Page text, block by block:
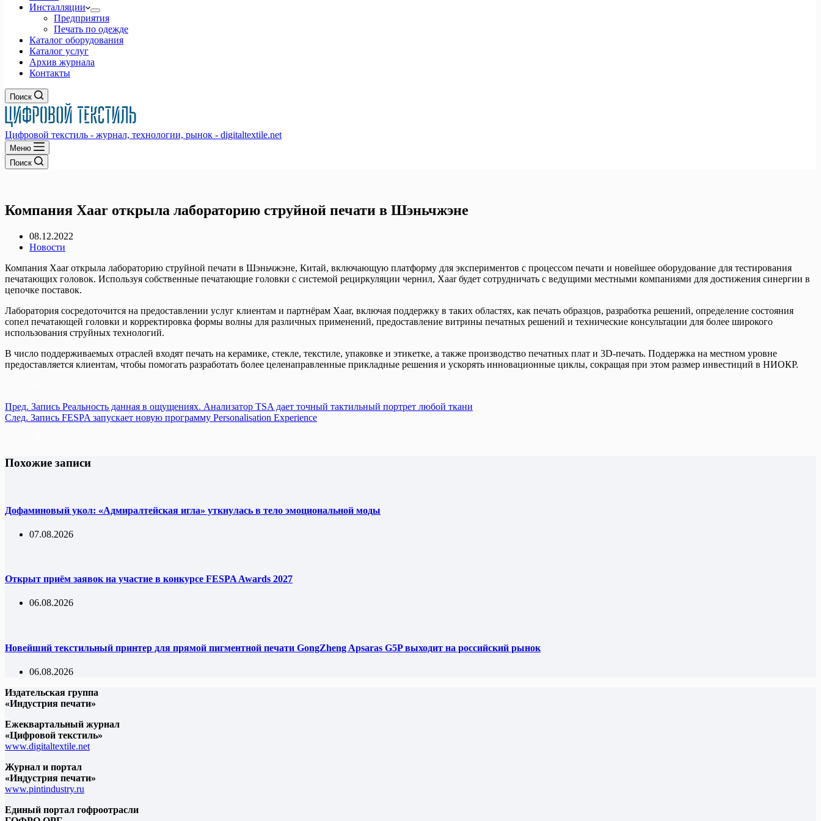
Инсталляции
Предприятия
Печать по одежде
Каталог оборудования
Каталог услуг
Архив журнала
Контакты
Поиск
Цифровой текстиль - журнал, технологии, рынок - digitaltextile.net
Меню
Поиск
Компания Xaar открыла лабораторию струйной печати в Шэньчжэне
08.12.2022
Новости
Компания Xaar открыла лабораторию струйной печати в Шэньчжэне, Китай, включающую платформу для экспериментов с процессом печати и новейшее оборудование для тестирования
печатающих головок. Используя собственные печатающие головки с системой рециркуляции чернил, Xaar будет сотрудничать с ведущими местными компаниями для достижения синергии в
цепочке поставок.
Лаборатория сосредоточится на предоставлении услуг клиентам и партнёрам Xaar, включая поддержку в таких областях, как печать образцов, разработка решений, определение состояния
сопел печатающей головки и корректировка формы волны для различных применений, предоставление витрины печатных решений и технические консультации для более широкого
использования струйных технологий.
В число поддерживаемых отраслей входят печать на керамике, стекле, текстиле, упаковке и этикетке, а также производство печатных плат и 3D-печать. Поддержка на местном уровне
предоставляется клиентам, чтобы помогать разработать более целенаправленные прикладные решения и ускорять инновационные циклы, сокращая при этом размер инвестиций в НИОКР.
Пред. Запись Реальность данная в ощущениях. Анализатор TSA дает точный тактильный портрет любой ткани
След. Запись FESPA запускает новую программу Personalisation Experience
Похожие записи
Дофаминовый укол: «Адмиралтейская игла» уткнулась в тело эмоциональной моды
07.08.2026
Открыт приём заявок на участие в конкурсе FESPA Awards 2027
06.08.2026
Новейший текстильный принтер для прямой пигментной печати GongZheng Apsaras G5P выходит на российский рынок
06.08.2026
Издательская группа
«Индустрия печати»
Ежеквартальный журнал
«Цифровой текстиль»
www.digitaltextile.net
Журнал и портал
«Индустрия печати»
www.pintindustry.ru
Единый портал гофроотрасли